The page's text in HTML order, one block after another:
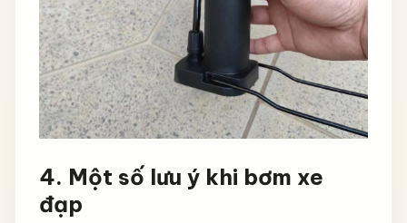
4. Một số lưu ý khi bơm xe
đạp